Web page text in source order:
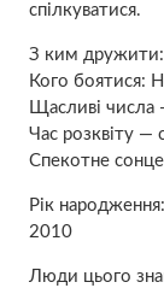
спілкуватися.
З ким дружити:
Кого боятися:
Щасливі числа
Час розквіту —
Спекотне сонце
Рік
2010
Люди цього